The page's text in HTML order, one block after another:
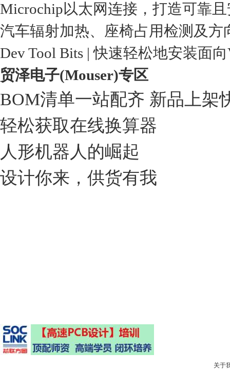
Microchip以太网连接，打造可靠
汽车辐射加热、座椅占用检测及
Dev Tool Bits | 快速轻松地安装面
贸泽电子(Mouser)专区
BOM清单一站配齐 新品上架
轻松获取在线换算器
人形机器人的崛起
设计你来，供货有我
关于